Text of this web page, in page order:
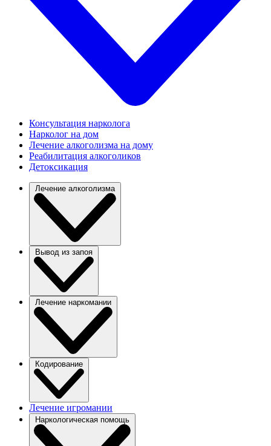
Консультация нарколога
Нарколог на дом
Лечение алкоголизма на дому
Реабилитация алкоголиков
Детоксикация
Лечение алкоголизма
Вывод из запоя
Лечение наркомании
Кодирование
Лечение игромании
Наркологическая помощь